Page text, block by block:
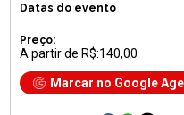
Datas do evento
Preço:
A partir de R$:140,00
Marcar no Google